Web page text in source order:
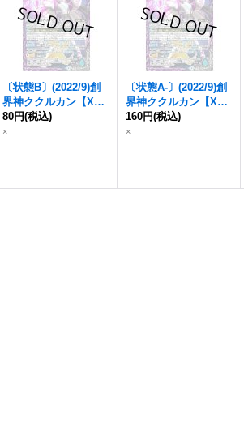
〔状態B〕(2022/9)創
界神ククルカン【X】{
BS62-X09}《紫》
80円(税込)
×
〔状態A-〕(2022/9)創
界神ククルカン【X】{
BS62-X09}《紫》
160円(税込)
×